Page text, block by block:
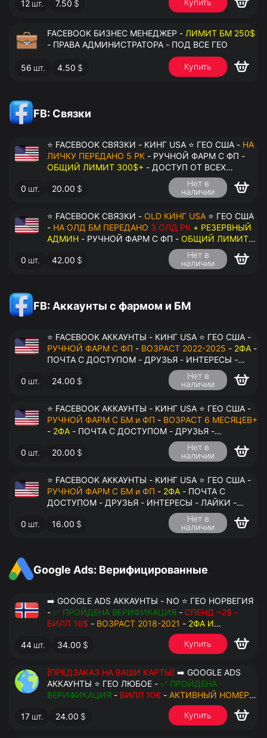
12 шт. 7.50 $ Купить
FACEBOOK БИЗНЕС МЕНЕДЖЕР - ЛИМИТ БМ 250$
- ПРАВА АДМИНИСТРАТОРА - ПОД ВСЕ ГЕО
56 шт. 4.50 $ Купить
FB: Связки
⭐ FACEBOOK СВЯЗКИ - КИНГ USA ⭐ ГЕО США - НА
ЛИЧКУ ПЕРЕДАНО 5 РК - РУЧНОЙ ФАРМ С ФП -
ОБЩИЙ ЛИМИТ 300$+ - ДОСТУП ОТ ВСЕХ
АККАУНТОВ - ПЕРЕДАЧА В АНТИДЕТЕКТ
0 шт. 20.00 $
Нет в
наличии
⭐ FACEBOOK СВЯЗКИ - OLD КИНГ USA ⭐ ГЕО США
- НА ОЛД БМ ПЕРЕДАНО 3 ОЛД РК + РЕЗЕРВНЫЙ
АДМИН - РУЧНОЙ ФАРМ С ФП - ОБЩИЙ ЛИМИТ
- ДОСТУП ОТ ВСЕХ АККАУНТОВ -
ПЕРЕДАЧА В АНТИДЕТЕКТ
0 шт. 42.00 $
Нет в
наличии
FB: Аккаунты с фармом и БМ
⭐ FACEBOOK АККАУНТЫ - КИНГ USA ⭐ ГЕО США -
РУЧНОЙ ФАРМ С ФП - ВОЗРАСТ 2022-2025 - 2ФА -
ПОЧТА С ДОСТУПОМ - ДРУЗЬЯ - ИНТЕРЕСЫ -
ЛАЙКИ - КОММЕНТАРИИ - ПЕРЕДАЧА В
АНТИДЕТЕКТ
0 шт. 24.00 $
Нет в
наличии
⭐ FACEBOOK АККАУНТЫ - КИНГ USA ⭐ ГЕО США -
РУЧНОЙ ФАРМ С БМ и ФП - ВОЗРАСТ 6 МЕСЯЦЕВ+
- 2ФА - ПОЧТА С ДОСТУПОМ - ДРУЗЬЯ -
ИНТЕРЕСЫ - ЛАЙКИ - КОММЕНТАРИИ - ПЕРЕДАЧА
В АНТИДЕТЕКТ
0 шт. 20.00 $
Нет в
наличии
⭐ FACEBOOK АККАУНТЫ - КИНГ USA ⭐ ГЕО США -
РУЧНОЙ ФАРМ С БМ и ФП - 2ФА - ПОЧТА С
ДОСТУПОМ - ДРУЗЬЯ - ИНТЕРЕСЫ - ЛАЙКИ -
КОММЕНТАРИИ - ПЕРЕДАЧА В АНТИДЕТЕКТ
0 шт. 16.00 $
Нет в
наличии
Google Ads: Верифицированные
➡️ GOOGLE ADS АККАУНТЫ - NO ⭐ ГЕО НОРВЕГИЯ
- ✅ ПРОЙДЕНА ВЕРИФИКАЦИЯ - СПЕНД ~2$ -
БИЛЛ 10$ - ВОЗРАСТ 2018-2021 - 2ФА И
- РУЧНОЙ ФАРМ - РЕЗЕРВНАЯ
ПОЧТА С ДОСТУПОМ - ПЕРЕДАЧА В OCTO
44 шт. 34.00 $ Купить
[ПРЕДЗАКАЗ НА ВАШИ КАРТЫ] ➡️ GOOGLE ADS
АККАУНТЫ ⭐ ГЕО ЛЮБОЕ - ✅ ПРОЙДЕНА
ВЕРИФИКАЦИЯ - БИЛЛ 10€ - АКТИВНЫЙ НОМЕР
2ФА И РЕЗЕРВНЫЕ КОДЫ
- РУЧНОЙ ФАРМ - РЕЗЕРВНАЯ ПОЧТА С
ДОСТУПОМ - ПЕРЕДАЧА В АНТИДЕТЕКТ
17 шт. 24.00 $ Купить